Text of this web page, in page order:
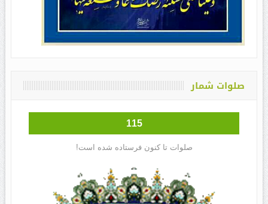
صلوات شمار
115
صلوات تا کنون فرستاده شده است!